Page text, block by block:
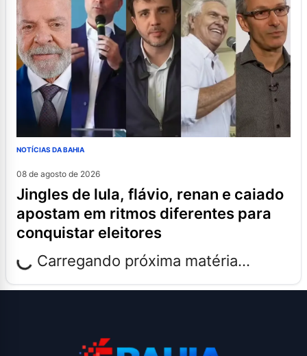
NOTÍCIAS DA BAHIA
08 de agosto de 2026
jingles de lula, flávio, renan e caiado
apostam em ritmos diferentes para
conquistar eleitores
Carregando próxima matéria...